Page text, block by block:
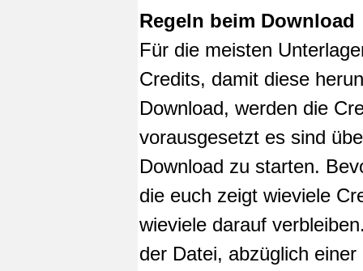
Regeln beim Download
Für die meisten
Credits, damit diese
Download, werden die
vorausgesetzt es sind
Download zu starten.
die euch zeigt wieviele
wieviele darauf
der Datei, abzüglich